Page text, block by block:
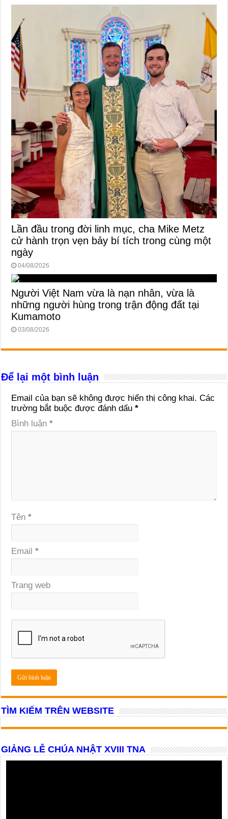
Lần đầu trong đời linh mục, cha Mike Metz
cử hành trọn vẹn bảy bí tích trong cùng một
ngày
04/08/2026
Người Việt Nam vừa là nạn nhân, vừa là
những người hùng trong trận động đất tại
Kumamoto
03/08/2026
Để lại một bình luận
Email của bạn sẽ không được hiển thị công khai. Các
trường bắt buộc được đánh dấu*
Bình luận*
Tên*
Email*
Trang web
TÌM KIẾM TRÊN WEBSITE
GIẢNG LỄ CHÚA NHẬT XVIII TNA